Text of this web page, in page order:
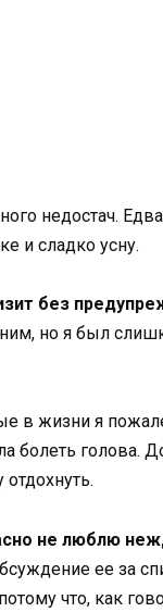
недостач.
и сладко усну.
без
но я был
в жизни я
болеть голова.
не люблю
ее за
что, как